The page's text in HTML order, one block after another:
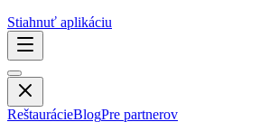
Stiahnuť aplikáciu
ReštaurácieBlogPre partnerov